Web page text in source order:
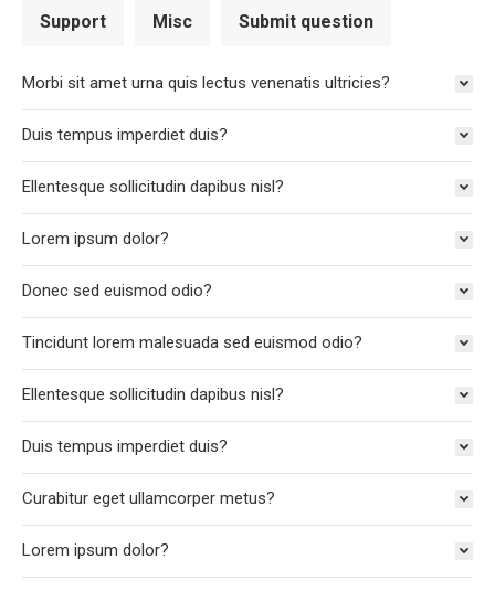
Support Misc Submit question
Morbi sit amet urna quis lectus venenatis ultricies?
Duis tempus imperdiet duis?
Ellentesque sollicitudin dapibus nisl?
Lorem ipsum dolor?
Donec sed euismod odio?
Tincidunt lorem malesuada sed euismod odio?
Ellentesque sollicitudin dapibus nisl?
Duis tempus imperdiet duis?
Curabitur eget ullamcorper metus?
Lorem ipsum dolor?